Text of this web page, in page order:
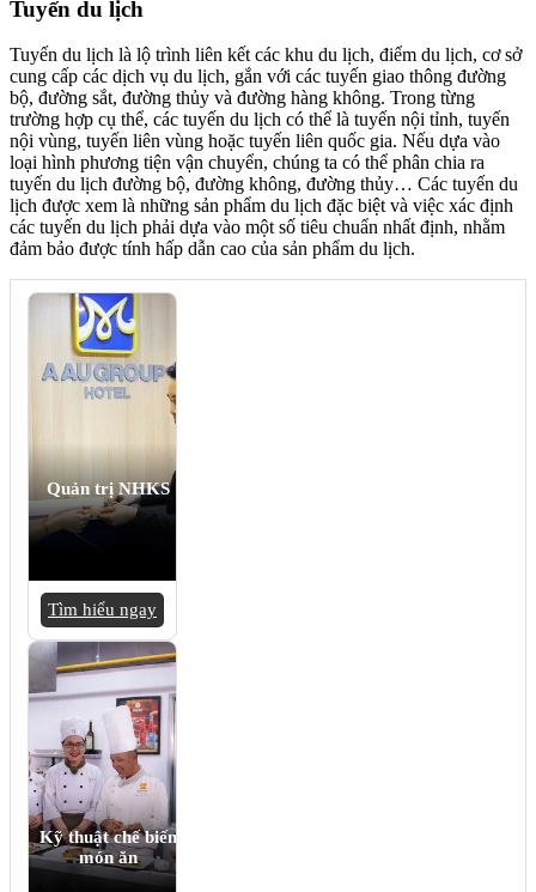
Tuyến du lịch
Tuyến du lịch là lộ trình liên kết các khu du lịch, điểm du lịch, cơ sở
cung cấp các dịch vụ du lịch, gắn với các tuyến giao thông đường
bộ, đường sắt, đường thủy và đường hàng không. Trong từng
trường hợp cụ thể, các tuyến du lịch có thể là tuyến nội tỉnh, tuyến
nội vùng, tuyến liên vùng hoặc tuyến liên quốc gia. Nếu dựa vào
loại hình phương tiện vận chuyển, chúng ta có thể phân chia ra
tuyến du lịch đường bộ, đường không, đường thủy… Các tuyến du
lịch được xem là những sản phẩm du lịch đặc biệt và việc xác định
các tuyến du lịch phải dựa vào một số tiêu chuẩn nhất định, nhằm
đảm bảo được tính hấp dẫn cao của sản phẩm du lịch.
Quản trị NHKS
Tìm hiểu ngay
Kỹ thuật chế biến
món ăn